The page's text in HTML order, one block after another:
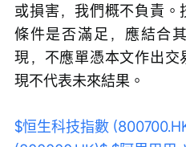
或損害，我們概不負責
條件是否滿足，應結合
現，不應單憑本文作出
現不代表未來結果。
$恒生科技指數